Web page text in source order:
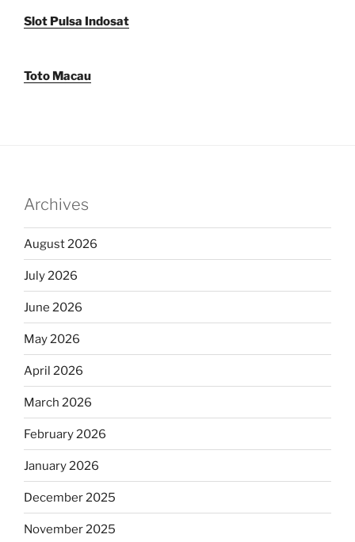
Slot Pulsa Indosat
Toto Macau
Archives
August 2026
July 2026
June 2026
May 2026
April 2026
March 2026
February 2026
January 2026
December 2025
November 2025